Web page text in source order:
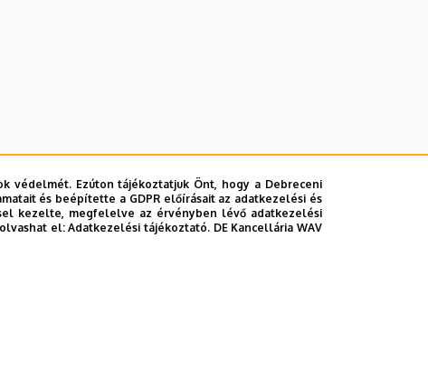
védelmét. Ezúton tájékoztatjuk Önt, hogy a Debreceni
és beépítette a GDPR előírásait az adatkezelési és
kezelte, megfelelve az érvényben lévő adatkezelési
olvashat el:Adatkezelési tájékoztató. DE Kancellária WAV